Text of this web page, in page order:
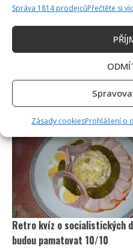
Správa 1814 prodejcůPřečtěte si
Zásady cookiesProhlášení o
Ondřej Sokol utekl před
Retro kvíz o socialistických
budou pamatovat 10/10